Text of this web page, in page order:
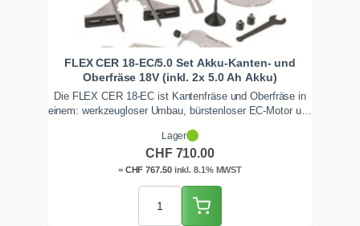
FLEX CER 18-EC/5.0 Set Akku-Kanten- und
Oberfräse 18V (inkl. 2x 5.0 Ah Akku)
Die FLEX CER 18-EC ist Kantenfräse und Oberfräse in
einem: werkzeugloser Umbau, bürstenloser EC-Motor und
Ladegerät und Fräskörben. Ab Lager Zentralschweiz
schnell lieferbar.
Lager
CHF710.00
= CHF 767.50inkl. 8.1% MWST